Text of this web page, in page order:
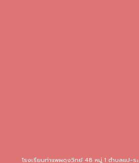
โรงเรียนท่าแพผดุงวิทย์ 48 หมู่ 1 ตำบลแป-ร